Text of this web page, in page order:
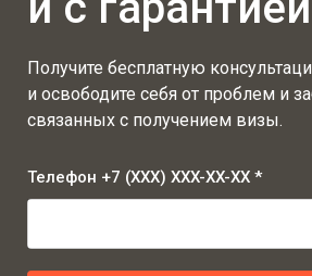
Получите бесплатную
и освободите себя от проблем и
связанных с получением визы.
Телефон +7 (XXX) XXX-XX-XX *